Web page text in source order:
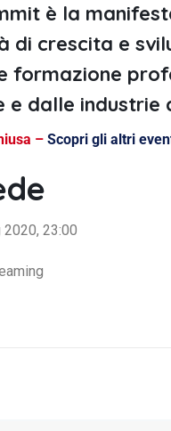
è la
di crescita e
formazione
e dalle
–Scopri gli altri
23:00